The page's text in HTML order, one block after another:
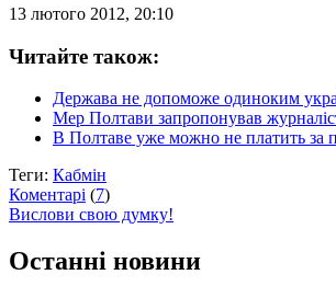
13 лютого 2012, 20:10
Читайте також:
Держава не допоможе одиноким
Мер Полтави запропонував
В Полтаве уже можно не платить за
Теги: Кабмін
Коментарі (7)
Вислови свою думку!
Останні новини